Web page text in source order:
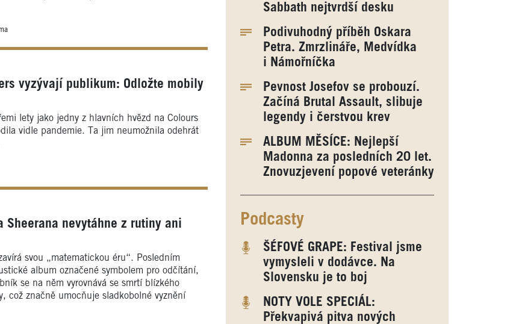
vyzývají publikum: Odložte mobily
lety jako jedny z hlavních hvězd na Colours
vidle pandemie. Ta jim neumožnila odehrát
Sheerana nevytáhne z rutiny ani
svou „matematickou éru“. Posledním
album označené symbolem pro odčítání,
se na něm vyrovnává se smrtí blízkého
což značně umocňuje sladkobolné vyznění
Sabbath nejtvrdší desku
Podivuhodný příběh Oskara
Petra. Zmrzlináře, Medvídka
i Námořníčka
Pevnost Josefov se probouzí.
Začíná Brutal Assault, slibuje
legendy i čerstvou krev
ALBUM MĚSÍCE: Nejlepší
Madonna za posledních 20 let.
Znovuzjevení popové veteránky
Podcasty
ŠÉFOVÉ GRAPE: Festival jsme
vymysleli v dodávce. Na
Slovensku je to boj
NOTY VOLE SPECIÁL:
Překvapivá pitva nových